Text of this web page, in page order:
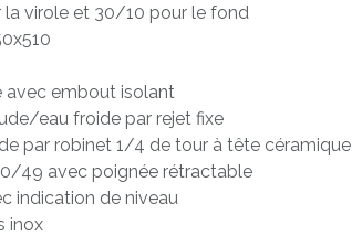
la virole et 30/10 pour le fond
avec embout isolant
eau froide par rejet fixe
par robinet 1/4 de tour à tête céramique
49 avec poignée rétractable
indication de niveau
inox